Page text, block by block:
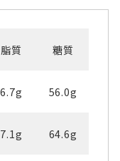
脂質 糖質
6.7g 56.0g
7.1g 64.6g